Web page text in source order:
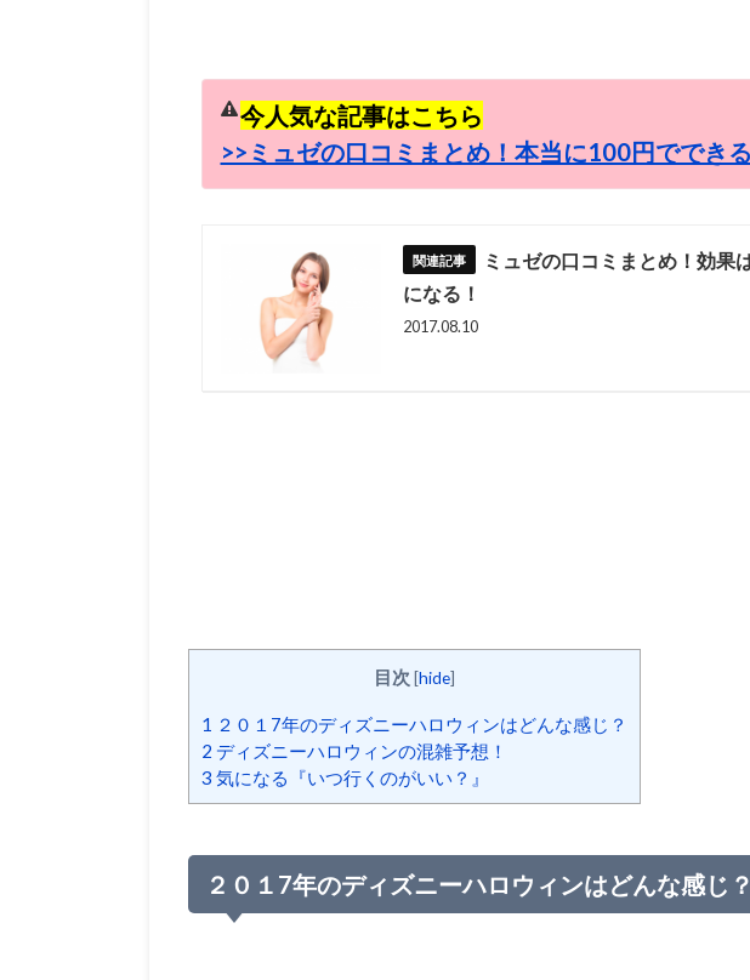
今人気な記事はこちら
>>ミュゼの口コミまとめ！本当に100円ででき
ミュゼの口コミまとめ！効果
になる！
2017.08.10
目次 [hide]
1 ２０１7年のディズニーハロウィンはどんな感じ？
2 ディズニーハロウィンの混雑予想！
3 気になる『いつ行くのがいい？』
２０１7年のディズニーハロウィンはどんな感じ？